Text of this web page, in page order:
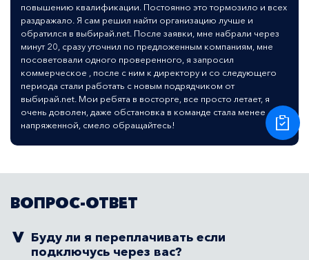
повышению квалификации. Постоянно это тормозило и всех
раздражало. Я сам решил найти организацию лучше и
обратился в выбирай.net. После заявки, мне набрали через
минут 20, сразу уточнил по предложенным компаниям, мне
посоветовали одного проверенного, я запросил
коммерческое , после с ним к директору и со следующего
периода стали работать с новым подрядчиком от
выбирай.net. Мои ребята в восторге, все просто летает, я
очень доволен, даже обстановка в команде стала менее
напряженной, смело обращайтесь!
ВОПРОС-ОТВЕТ
Буду ли я переплачивать если
подключусь через вас?